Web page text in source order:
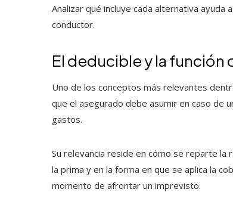
Analizar qué incluye cada alternativa ayuda
conductor.
El deducible y la
Uno de los conceptos más relevantes
que el asegurado debe asumir en caso de
gastos.
Su relevancia reside en cómo se reparte
la prima y en la forma en que se aplica la
momento de afrontar un imprevisto.